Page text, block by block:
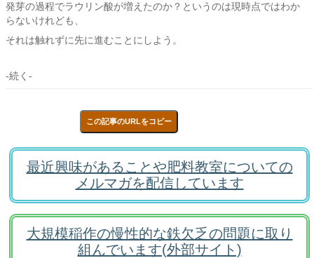
発芽の過程でラウリン酸が増えたのか？というのは現時点ではわか
らないけれども、
それは触れずに先に進むことにしよう。
-続く-
この記事のURLをコピー
最近興味があることや肥料教室についての
メルマガを配信しています
大規模稲作の慢性的な鉄欠乏の問題に取り
組んでいます(外部サイト)